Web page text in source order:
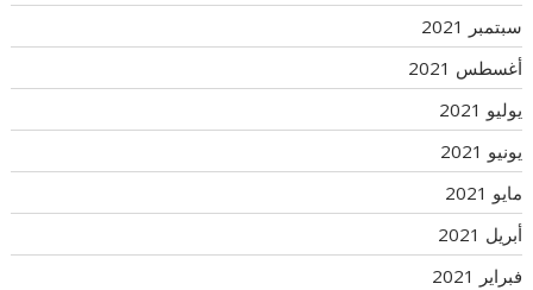
سبتمبر 2021
أغسطس 2021
يوليو 2021
يونيو 2021
مايو 2021
أبريل 2021
فبراير 2021